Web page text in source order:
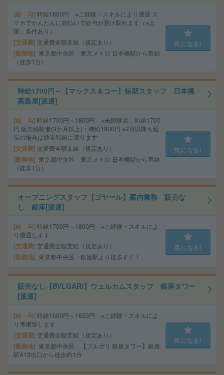
給 与 時給1800円 ※ご経験・スキルにより優遇 ス
マホでかんたんに前払いで給与が受け取れます（※上
限、条件あり）
交通費 交通費全額支給（規定あり）
勤務地
東京都中央区 東京メトロ 日本橋駅から直結
（徒歩1分）
気になる!
時給1700円～【マックス＆コー】短期スタッフ 日本橋
高島屋[派遣]
給 与 時給1700円～1800円 ※未経験者：時給1700
円 販売経験者(3か月以上)：時給1800円 ※2月以降も延
長の場合は通常時給に戻ります
交通費 交通費全額支給（規定あり）
勤務地
東京都中央区 東京メトロ 日本橋駅から直結
（徒歩1分）
気になる!
オープニングスタッフ【ゴヤール】案内業務 販売な
し 銀座[派遣]
給 与 時給1700円～1800円 ※ご経験・スキルによ
り優遇します
交通費 交通費全額支給（規定あり）
勤務地 東京都中央区 銀座駅より徒歩すぐ！
気になる!
販売なし【BVLGARI】ウェルカムスタッフ 銀座タワー
[派遣]
給 与 時給1600円～1650円 ※ご経験・スキルによ
り考慮致します
交通費 交通費全額支給（規定あり）
勤務地
東京都中央区 【ブルガリ 銀座タワー】銀座
駅A13出口から徒歩約1分
気になる!